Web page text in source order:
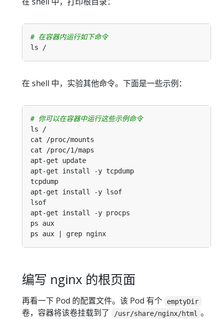
# 在容器内运行如下命令
在 shell 中，实验其他命令。下面是一些示例：
# 你可以在容器中运行这些示例命令
编写 nginx 的根页面
再看一下 Pod 的配置文件。该 Pod 有个 emptyDir
卷，容器将该卷挂载到了 /usr/share/nginx/html 。